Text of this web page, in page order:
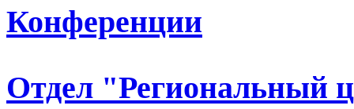
Конференции
Отдел "Региональный